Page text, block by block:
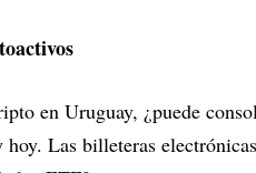
en Uruguay, ¿puede
hoy. Las billeteras